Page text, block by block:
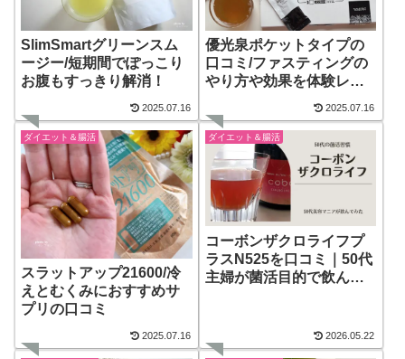
SlimSmartグリーンスム
ージー/短期間でぽっこり
お腹もすっきり解消！
2025.07.16
優光泉ポケットタイプの
口コミ/ファスティングの
やり方や効果を体験レビ
2025.07.16
ダイエット＆腸活
スラットアップ21600/冷
えとむくみにおすすめサ
プリの口コミ
2025.07.16
ダイエット＆腸活
コーボンザクロライフプ
ラスN525を口コミ｜50代
主婦が菌活目的で飲んで
2026.05.22